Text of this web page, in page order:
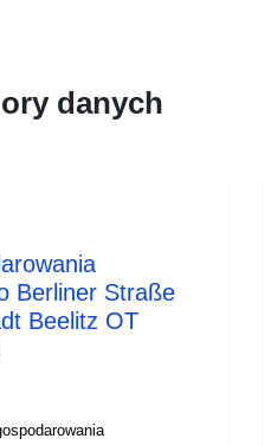
danych
Berliner Straße
Beelitz OT